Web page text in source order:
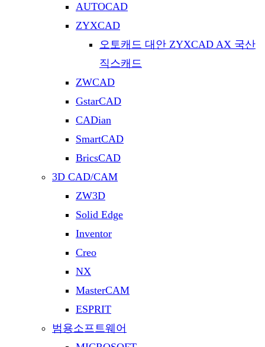
AUTOCAD
ZYXCAD
오토캐드 대안 ZYXCAD AX 국산
직스캐드
ZWCAD
GstarCAD
CADian
SmartCAD
BricsCAD
3D CAD/CAM
ZW3D
Solid Edge
Inventor
Creo
NX
MasterCAM
ESPRIT
범용소프트웨어